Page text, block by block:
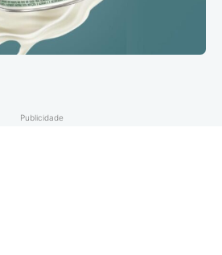
Publicidade